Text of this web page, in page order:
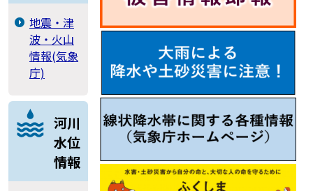
地震・津
波・火山
情報(気象
庁)
河川
水位
情報